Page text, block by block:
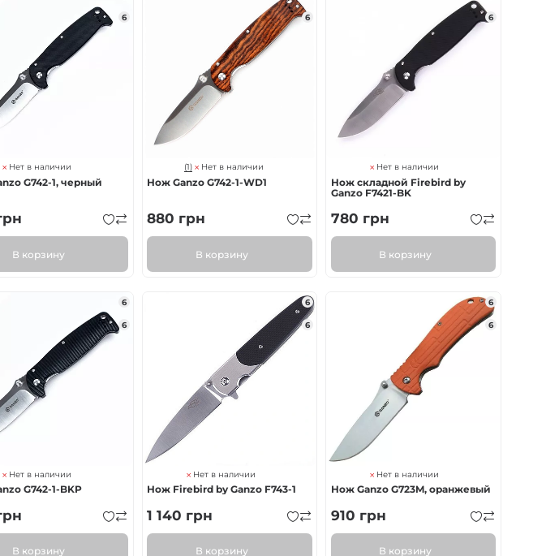
6
Нет в наличии
G742-1, черный
В корзину
6
(1) Нет в наличии
Нож Ganzo G742-1-WD1
880 грн
В корзину
6
Нет в наличии
Нож складной Firebird by
Ganzo F7421-BK
780 грн
В корзину
6
6
Нет в наличии
G742-1-BKP
В корзину
6
6
Нет в наличии
Нож Firebird by Ganzo F743-1
1 140 грн
В корзину
6
6
Нет в наличии
Нож Ganzo G723M, оранжевый
910 грн
В корзину